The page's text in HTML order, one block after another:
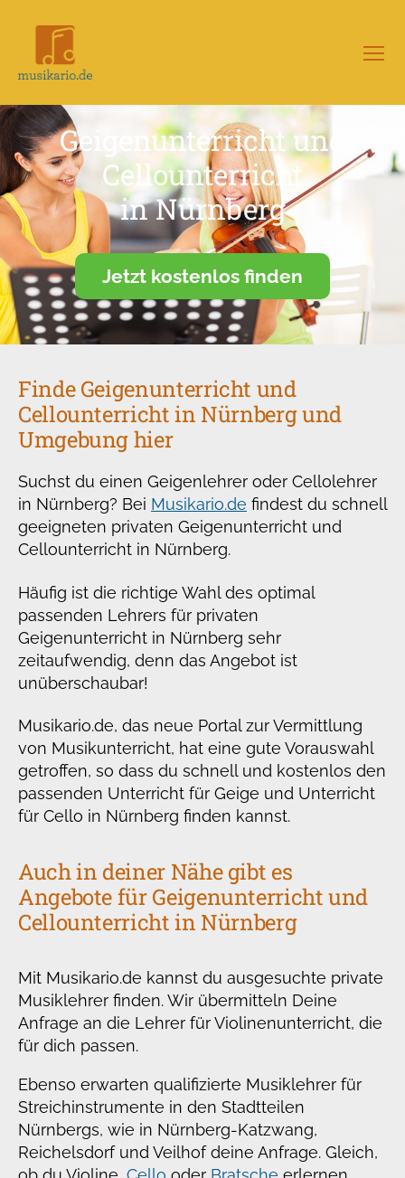
–
Portal
für
Musikunterricht
Geigenunterricht und
Cellounterricht
in Nürnberg
Jetzt kostenlos finden
Finde Geigenunterricht und
Cellounterricht in Nürnberg und
Umgebung hier
Suchst du einen Geigenlehrer oder Cellolehrer
in Nürnberg? Bei Musikario.de findest du schnell
geeigneten privaten Geigenunterricht und
Cellounterricht in Nürnberg.
Häufig ist die richtige Wahl des optimal
passenden Lehrers für privaten
Geigenunterricht in Nürnberg sehr
zeitaufwendig, denn das Angebot ist
unüberschaubar!
Musikario.de, das neue Portal zur Vermittlung
von Musikunterricht, hat eine gute Vorauswahl
getroffen, so dass du schnell und kostenlos den
passenden Unterricht für Geige und Unterricht
für Cello in Nürnberg finden kannst.
Auch in deiner Nähe gibt es
Angebote für Geigenunterricht und
Cellounterricht in Nürnberg
Mit Musikario.de kannst du ausgesuchte private
Musiklehrer finden. Wir übermitteln Deine
Anfrage an die Lehrer für Violinenunterricht, die
für dich passen.
Ebenso erwarten qualifizierte Musiklehrer für
Streichinstrumente in den Stadtteilen
Nürnbergs, wie in Nürnberg-Katzwang,
Reichelsdorf und Veilhof deine Anfrage. Gleich,